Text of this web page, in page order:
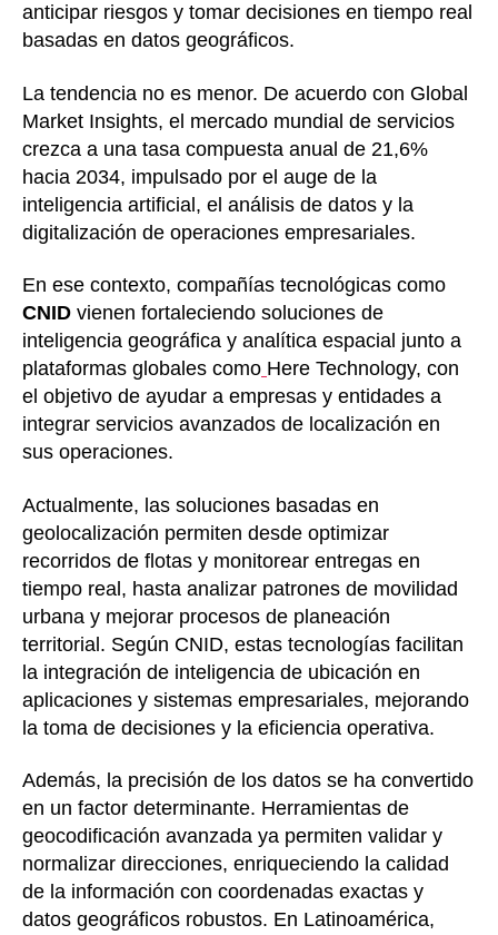
anticipar riesgos y tomar decisiones en tiempo real
basadas en datos geográficos.
La tendencia no es menor. De acuerdo con Global
Market Insights, el mercado mundial de servicios
crezca a una tasa compuesta anual de 21,6%
hacia 2034, impulsado por el auge de la
inteligencia artificial, el análisis de datos y la
digitalización de operaciones empresariales.
En ese contexto, compañías tecnológicas como
CNID vienen fortaleciendo soluciones de
inteligencia geográfica y analítica espacial junto a
plataformas globales como Here Technology, con
el objetivo de ayudar a empresas y entidades a
integrar servicios avanzados de localización en
sus operaciones.
Actualmente, las soluciones basadas en
geolocalización permiten desde optimizar
recorridos de flotas y monitorear entregas en
tiempo real, hasta analizar patrones de movilidad
urbana y mejorar procesos de planeación
territorial. Según CNID, estas tecnologías facilitan
la integración de inteligencia de ubicación en
aplicaciones y sistemas empresariales, mejorando
la toma de decisiones y la eficiencia operativa.
Además, la precisión de los datos se ha convertido
en un factor determinante. Herramientas de
geocodificación avanzada ya permiten validar y
normalizar direcciones, enriqueciendo la calidad
de la información con coordenadas exactas y
datos geográficos robustos. En Latinoamérica,